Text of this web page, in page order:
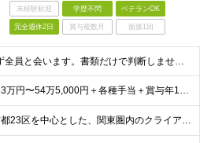
未経験歓迎 学歴不問 ベテランOK
完全週休2日 賞与複数月 面接1回
【まず全員と会います。書類だけで判断しません。】 ■学歴不問 ■何らかのITエンジニア実務経験をお持ちの方（年数・工程・領域不問） ◎こんな方も歓迎します！ ・別業界を経験してIT業界に戻りたい「
月給33万円〜54万5,000円＋各種手当＋賞与年1回 ※経験・スキルを考慮のうえ、双方が納得するまで話し合って決定します。 ※上記月給額にはみなし残業手当（20時間分／4万5000円～）を含む（超
■東京都23区を中心とした、関東圏内のクライアント先 ※東京・渋谷・銀座・横浜の案件が多数 ★転勤はありません！ ★勤務地は希望を考慮します！ ★全社員の約8割がリモートワーク実施中！ プロジェク